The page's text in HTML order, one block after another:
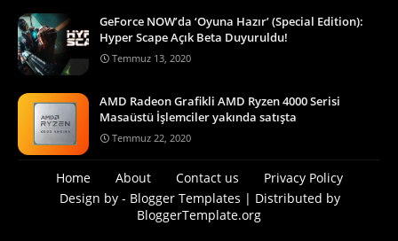
GeForce NOW’da ‘Oyuna Hazır’ (Special Edition):
Hyper Scape Açık Beta Duyuruldu!
Temmuz 13, 2020
AMD Radeon Grafikli AMD Ryzen 4000 Serisi
Masaüstü İşlemciler yakında satışta
Temmuz 22, 2020
Home About Contact us
Privacy Policy
Design by - Blogger Templates | Distributed by
BloggerTemplate.org